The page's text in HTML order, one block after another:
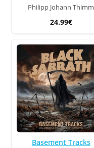
Philipp Johann Thimm
24.99€
Basement Tracks